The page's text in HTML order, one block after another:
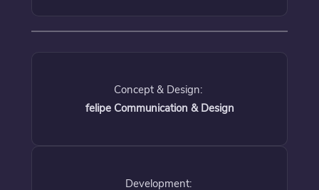
Concept & Design:
felipe Communication & Design
Development: